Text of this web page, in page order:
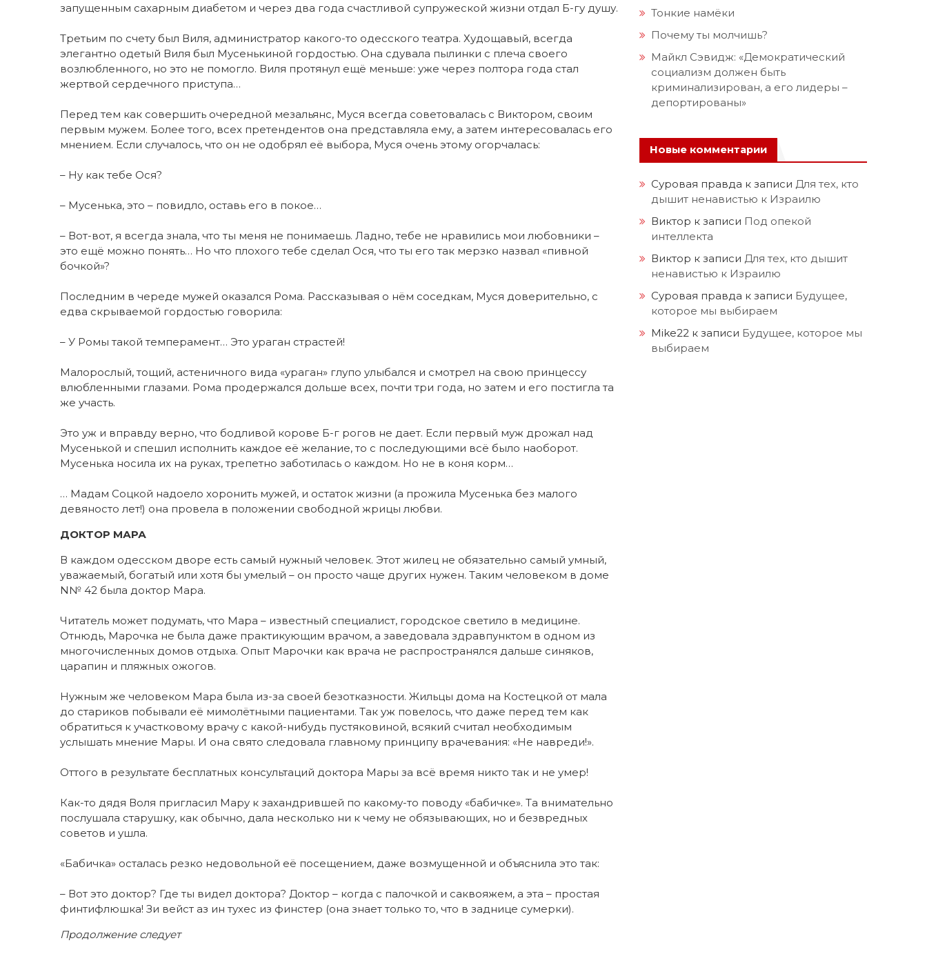
запущенным сахарным диабетом и через два года счастливой супружеской жизни отдал Б-гу душу.
Третьим по счету был Виля, администратор какого-то одесского театра. Худощавый, всегда
элегантно одетый Виля был Мусенькиной гордостью. Она сдувала пылинки с плеча своего
возлюбленного, но это не помогло. Виля протянул ещё меньше: уже через полтора года стал
жертвой сердечного приступа…
Перед тем как совершить очередной мезальянс, Муся всегда советовалась с Виктором, своим
первым мужем. Более того, всех претендентов она представляла ему, а затем интересовалась его
мнением. Если случалось, что он не одобрял её выбора, Муся очень этому огорчалась:
– Ну как тебе Ося?
– Мусенька, это – повидло, оставь его в покое…
– Вот-вот, я всегда знала, что ты меня не понимаешь. Ладно, тебе не нравились мои любовники –
это ещё можно понять… Но что плохого тебе сделал Ося, что ты его так мерзко назвал «пивной
бочкой»?
Последним в череде мужей оказался Рома. Рассказывая о нём соседкам, Муся доверительно, с
едва скрываемой гордостью говорила:
– У Ромы такой темперамент… Это ураган страстей!
Малорослый, тощий, астеничного вида «ураган» глупо улыбался и смотрел на свою принцессу
влюбленными глазами. Рома продержался дольше всех, почти три года, но затем и его постигла та
же участь.
Это уж и вправду верно, что бодливой корове Б-г рогов не дает. Если первый муж дрожал над
Мусенькой и спешил исполнить каждое её желание, то с последующими всё было наоборот.
Мусенька носила их на руках, трепетно заботилась о каждом. Но не в коня корм…
… Мадам Соцкой надоело хоронить мужей, и остаток жизни (а прожила Мусенька без малого
девяносто лет!) она провела в положении свободной жрицы любви.
ДОКТОР МАРА
В каждом одесском дворе есть самый нужный человек. Этот жилец не обязательно самый умный,
уважаемый, богатый или хотя бы умелый – он просто чаще других нужен. Таким человеком в доме
N№ 42 была доктор Мара.
Читатель может подумать, что Мара – известный специалист, городское светило в медицине.
Отнюдь, Марочка не была даже практикующим врачом, а заведовала здравпунктом в одном из
многочисленных домов отдыха. Опыт Марочки как врача не распространялся дальше синяков,
царапин и пляжных ожогов.
Нужным же человеком Мара была из-за своей безотказности. Жильцы дома на Костецкой от мала
до стариков побывали её мимолётными пациентами. Так уж повелось, что даже перед тем как
обратиться к участковому врачу с какой-нибудь пустяковиной, всякий считал необходимым
услышать мнение Мары. И она свято следовала главному принципу врачевания: «Не навреди!».
Оттого в результате бесплатных консультаций доктора Мары за всё время никто так и не умер!
Как-то дядя Воля пригласил Мару к захандрившей по какому-то поводу «бабичке». Та внимательно
послушала старушку, как обычно, дала несколько ни к чему не обязывающих, но и безвредных
советов и ушла.
«Бабичка» осталась резко недовольной её посещением, даже возмущенной и объяснила это так:
– Вот это доктор? Где ты видел доктора? Доктор – когда с палочкой и саквояжем, а эта – простая
финтифлюшка! Зи вейст аз ин тухес из финстер (она знает только то, что в заднице сумерки).
Продолжение следует
Тонкие намёки
Почему ты молчишь?
Майкл Сэвидж: «Демократический
социализм должен быть
криминализирован, а его лидеры –
депортированы»
Новые комментарии
Суровая правда к записи Для тех, кто
дышит ненавистью к Израилю
Виктор к записи Под опекой
интеллекта
Виктор к записи Для тех, кто дышит
ненавистью к Израилю
Суровая правда к записи Будущее,
которое мы выбираем
Mike22 к записи Будущее, которое мы
выбираем